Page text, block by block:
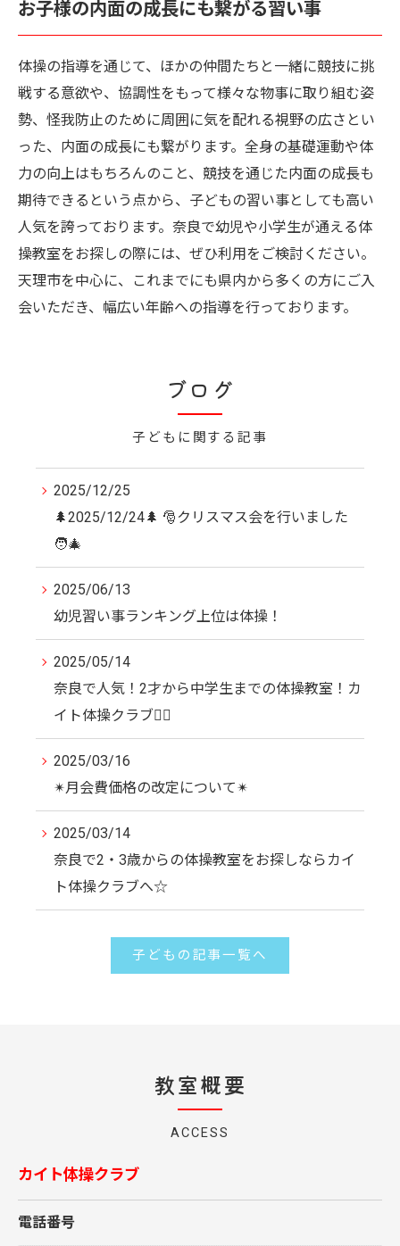
お子様の内面の成長にも繋がる習い事
体操の指導を通じて、ほかの仲間たちと一緒に競技に挑
戦する意欲や、協調性をもって様々な物事に取り組む姿
勢、怪我防止のために周囲に気を配れる視野の広さとい
った、内面の成長にも繋がります。全身の基礎運動や体
力の向上はもちろんのこと、競技を通じた内面の成長も
期待できるという点から、子どもの習い事としても高い
人気を誇っております。奈良で幼児や小学生が通える体
操教室をお探しの際には、ぜひ利用をご検討ください。
天理市を中心に、これまでにも県内から多くの方にご入
会いただき、幅広い年齢への指導を行っております。
ブログ
子どもに関する記事
2025/12/25
🌲2025/12/24🌲 🎅クリスマス会を行いました
🧑‍🎄
2025/06/13
幼児習い事ランキング上位は体操！
2025/05/14
奈良で人気！2才から中学生までの体操教室！カ
イト体操クラブ🤸‍♀️
2025/03/16
✴︎月会費価格の改定について✴︎
2025/03/14
奈良で2・3歳からの体操教室をお探しならカイ
ト体操クラブへ☆
子どもの記事一覧へ
教室概要
ACCESS
カイト体操クラブ
電話番号